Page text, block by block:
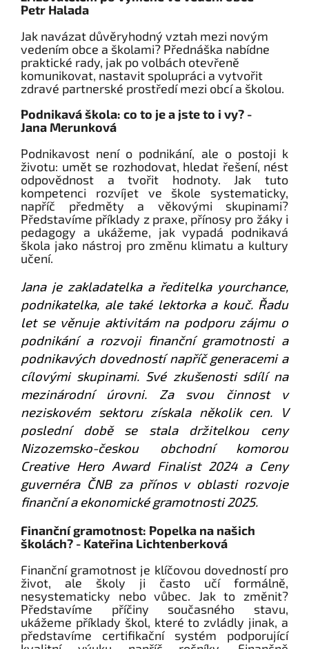
Petr Halada
Jak navázat důvěryhodný vztah mezi novým
vedením obce a školami? Přednáška nabídne
praktické rady, jak po volbách otevřeně
komunikovat, nastavit spolupráci a vytvořit
zdravé partnerské prostředí mezi obcí a školou.
Podnikavá škola: co to je a jste to i vy? -
Jana Merunková
Podnikavost není o podnikání, ale o postoji k
životu: umět se rozhodovat, hledat řešení, nést
odpovědnost a tvořit hodnoty. Jak tuto
kompetenci rozvíjet ve škole systematicky,
napříč předměty a věkovými skupinami?
Představíme příklady z praxe, přínosy pro žáky i
pedagogy a ukážeme, jak vypadá podnikavá
škola jako nástroj pro změnu klimatu a kultury
učení.
Jana je zakladatelka a ředitelka yourchance,
podnikatelka, ale také lektorka a kouč. Řadu
let se věnuje aktivitám na podporu zájmu o
podnikání a rozvoji finanční gramotnosti a
podnikavých dovedností napříč generacemi a
cílovými skupinami. Své zkušenosti sdílí na
mezinárodní úrovni. Za svou činnost v
neziskovém sektoru získala několik cen. V
poslední době se stala držitelkou ceny
Nizozemsko-českou obchodní komorou
Creative Hero Award Finalist 2024 a Ceny
guvernéra ČNB za přínos v oblasti rozvoje
finanční a ekonomické gramotnosti 2025.
Finanční gramotnost: Popelka na našich
školách? - Kateřina Lichtenberková
Finanční gramotnost je klíčovou dovedností pro
život, ale školy ji často učí formálně,
nesystematicky nebo vůbec. Jak to změnit?
Představíme příčiny současného stavu,
ukážeme příklady škol, které to zvládly jinak, a
představíme certifikační systém podporující